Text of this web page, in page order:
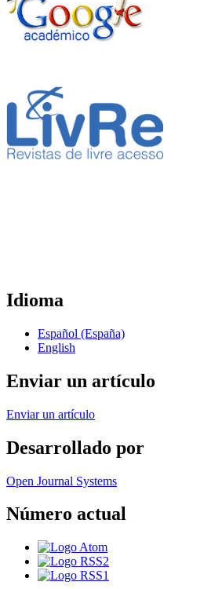
Idioma
Español (España)
English
Enviar un artículo
Enviar un artículo
Desarrollado por
Open Journal Systems
Número actual